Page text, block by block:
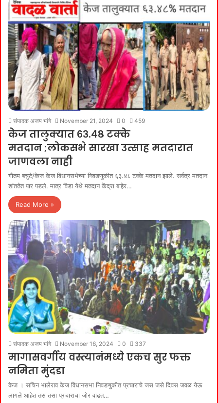
संपादक अजय भांगे November 21, 2024 0 459
केज तालुक्यात ६३.४८ टक्के
मतदान ;लोकसभे सारखा उत्साह मतदारात
जाणवला नाही
गौतम बचुटे/केज केज विधानसभेच्या निवडणुकीत ६३.४८ टक्के मतदान झाले. सर्वत्र मतदान
शांततेत पार पडले. मात्र विडा येथे मतदान केंद्रा बाहेर…
Read More »
संपादक अजय भांगे November 16, 2024 0 337
मागासवर्गीय वस्त्यानंमध्ये एकच सुर फक्त
नमिता मुंदडा
केज । सचिन भालेराव केज विधानसभा निवडणुकीत प्रचाराचे जस जसे दिवस जवळ येऊ
लागले आहेत तस तसा प्रचाराचा जोर वाढत…